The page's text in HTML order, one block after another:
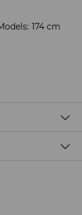
174 cm